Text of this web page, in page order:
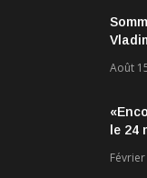
Août
le 24